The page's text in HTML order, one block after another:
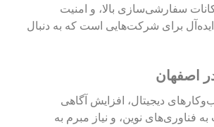
سفارشی‌سازی بالا، و امنیت
ایده‌آل برای شرکت‌هایی است که به دنبال
دیجیتال، افزایش آگاهی
فناوری‌های نوین، و نیاز مبرم به